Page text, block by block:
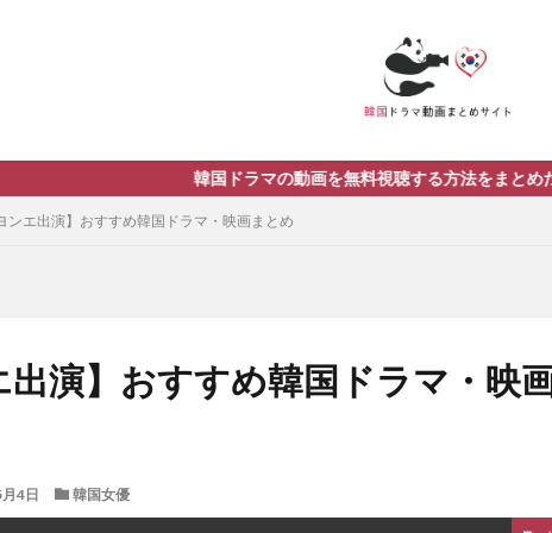
国ドラマの動画を無料視聴する方法をまとめたサイト｜韓流ドラマを
ンエ出演】おすすめ韓国ドラマ・映画まとめ
出演】おすすめ韓国ドラマ・映
4日 韓国女優